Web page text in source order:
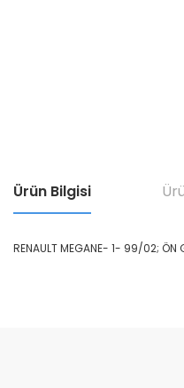
Ürün Bilgisi
RENAULT MEGANE- 1- 99/02; ÖN
Ürün resmi kalitesiz,